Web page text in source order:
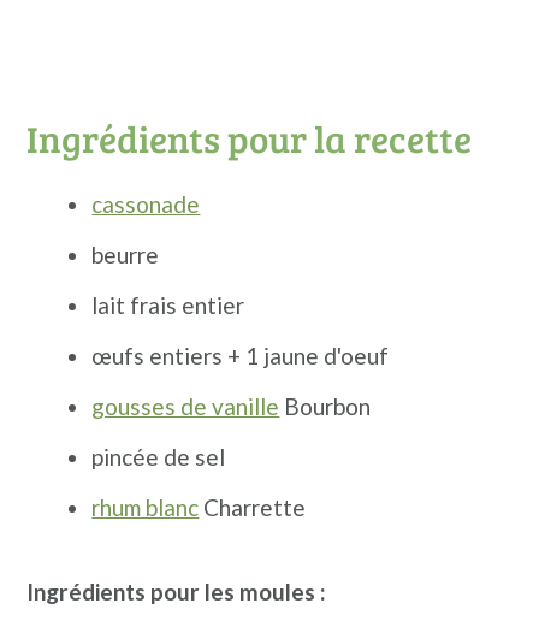
Ingrédients pour la recette
cassonade
beurre
lait frais entier
œufs entiers + 1 jaune d'oeuf
gousses de vanille Bourbon
pincée de sel
rhum blanc Charrette
Ingrédients pour les moules :